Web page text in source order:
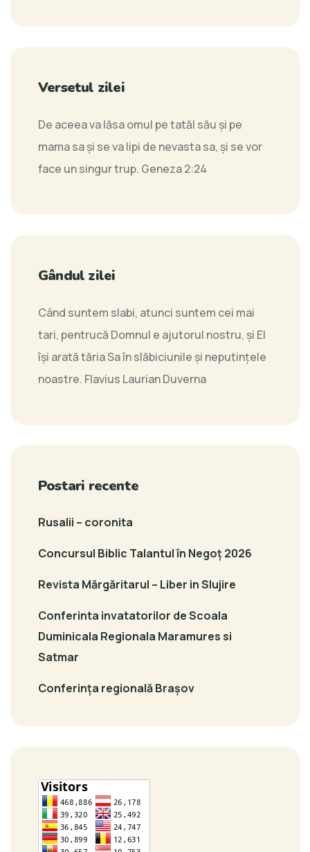
Versetul zilei
De aceea va lăsa omul pe tatăl său şi pe
mama sa şi se va lipi de nevasta sa, şi se vor
face un singur trup. Geneza 2:24
Gândul zilei
Când suntem slabi, atunci suntem cei mai
tari, pentrucă Domnul e ajutorul nostru, şi El
îşi arată tăria Sa în slăbiciunile şi neputinţele
noastre. Flavius Laurian Duverna
Postari recente
Rusalii – coronita
Concursul Biblic Talantul în Negoț 2026
Revista Mărgăritarul – Liber in Slujire
Conferinta invatatorilor de Scoala
Duminicala Regionala Maramures si
Satmar
Conferința regională Brașov